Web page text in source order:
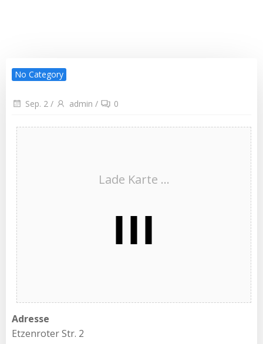
No Category
Sep. 2 / admin / 0
Lade Karte ...
Adresse
Etzenroter Str. 2